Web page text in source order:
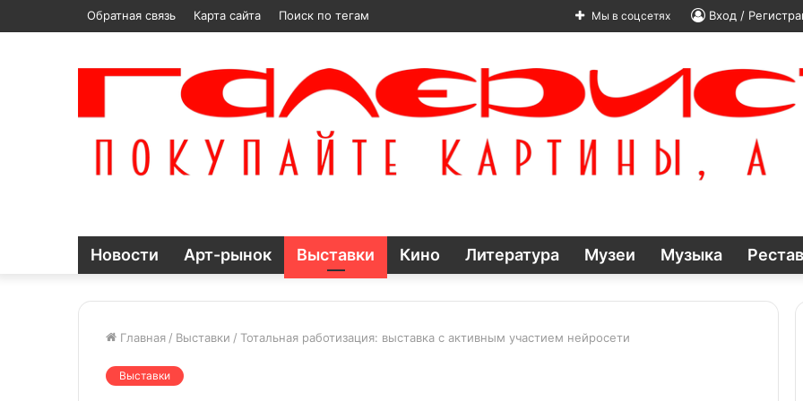
Обратная связь Карта сайта Поиск по тегам Вход /
Мы в соцсетях
Новости Арт-рынок Выставки Кино Литература Музеи Музыка
Главная / Выставки / Тотальная работизация: выставка с активным участием нейросети
Выставки